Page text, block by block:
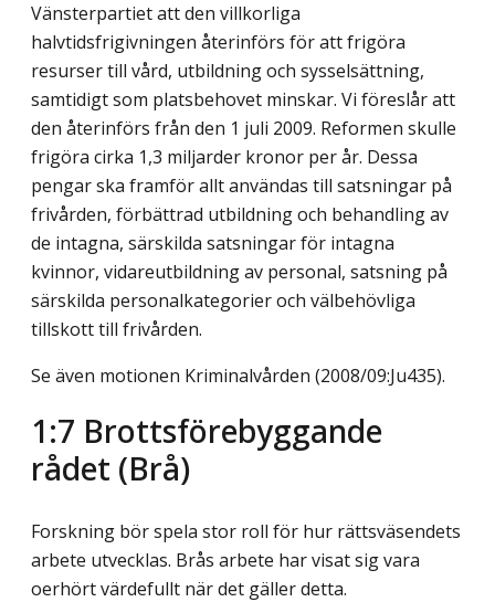
Vänsterpartiet att den villkorliga
halvtidsfrigivningen återinförs för att frigöra
resurser till vård, utbildning och sysselsättning,
samtidigt som platsbehovet minskar. Vi föreslår att
den återinförs från den 1 juli 2009. Reformen skulle
frigöra cirka 1,3 miljarder kronor per år. Dessa
pengar ska framför allt användas till satsningar på
frivården, förbättrad utbildning och behandling av
de intagna, särskilda satsningar för intagna
kvinnor, vidareutbildning av personal, satsning på
särskilda personalkategorier och välbehövliga
tillskott till frivården.
Se även motionen Kriminalvården (2008/09:Ju435).
1:7 Brottsförebyggande
rådet (Brå)
Forskning bör spela stor roll för hur rättsväsendets
arbete utvecklas. Brås arbete har visat sig vara
oerhört värdefullt när det gäller detta.